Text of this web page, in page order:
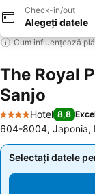
Check-in/out
Alegeți datele
Cum influențează
The Royal
Sanjo
4 Stele
Hotel 8,8
604-8004, Japonia,
Selectați datele
Selectați datele